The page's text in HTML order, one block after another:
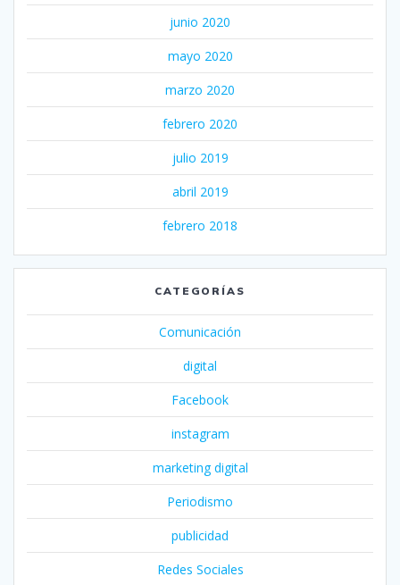
junio 2020
mayo 2020
marzo 2020
febrero 2020
julio 2019
abril 2019
febrero 2018
CATEGORÍAS
Comunicación
digital
Facebook
instagram
marketing digital
Periodismo
publicidad
Redes Sociales